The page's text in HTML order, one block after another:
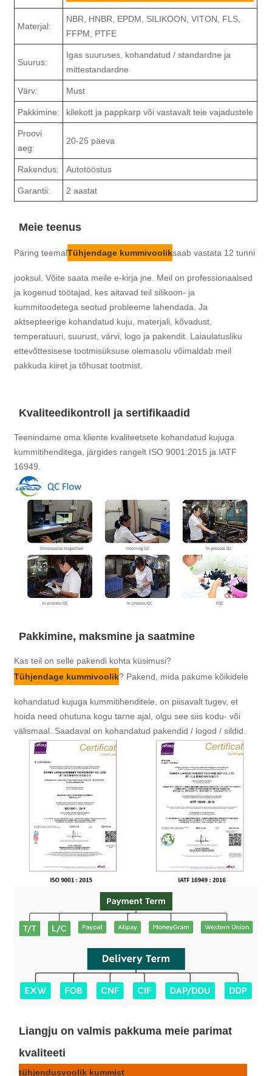
Materjal:
NBR, HNBR, EPDM, SILIKOON, VITON, FLS,
FFPM, PTFE
Suurus:
Igas suuruses, kohandatud / standardne ja
mittestandardne
Värv: Must
Pakkimine: kilekott ja pappkarp või vastavalt teie vajadustele
Proovi
aeg:
20-25 päeva
Rakendus: Autotööstus
Garantii: 2 aastat
Meie teenus
Päring teemalTühjendage kummivooliksaab vastata 12 tunni
jooksul. Võite saata meile e-kirja jne. Meil ​​on professionaalsed
ja kogenud töötajad, kes aitavad teil silikoon- ja
kummitoodetega seotud probleeme lahendada. Ja
aktsepteerige kohandatud kuju, materjali, kõvadust,
temperatuuri, suurust, värvi, logo ja pakendit. Laiaulatusliku
ettevõttesisese tootmisüksuse olemasolu võimaldab meil
pakkuda kiiret ja tõhusat tootmist.
Kvaliteedikontroll ja sertifikaadid
Teenindame oma kliente kvaliteetsete kohandatud kujuga
kummitihenditega, järgides rangelt ISO 9001:2015 ja IATF
16949.
Pakkimine, maksmine ja saatmine
Kas teil on selle pakendi kohta küsimusi?
Tühjendage kummivoolik? Pakend, mida pakume kõikidele
kohandatud kujuga kummitihenditele, on piisavalt tugev, et
hoida need ohutuna kogu tarne ajal, olgu see siis kodu- või
välismaal. Saadaval on kohandatud pakendid / logod / sildid.
Liangju on valmis pakkuma meie parimat
kvaliteeti
tühjendusvoolik kummist